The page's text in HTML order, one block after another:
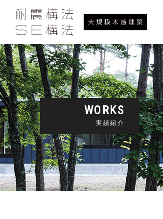
WORKS
実績紹介